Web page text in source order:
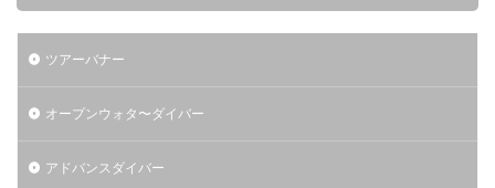
ツアーバナー
オープンウォタ〜ダイバー
アドバンスダイバー